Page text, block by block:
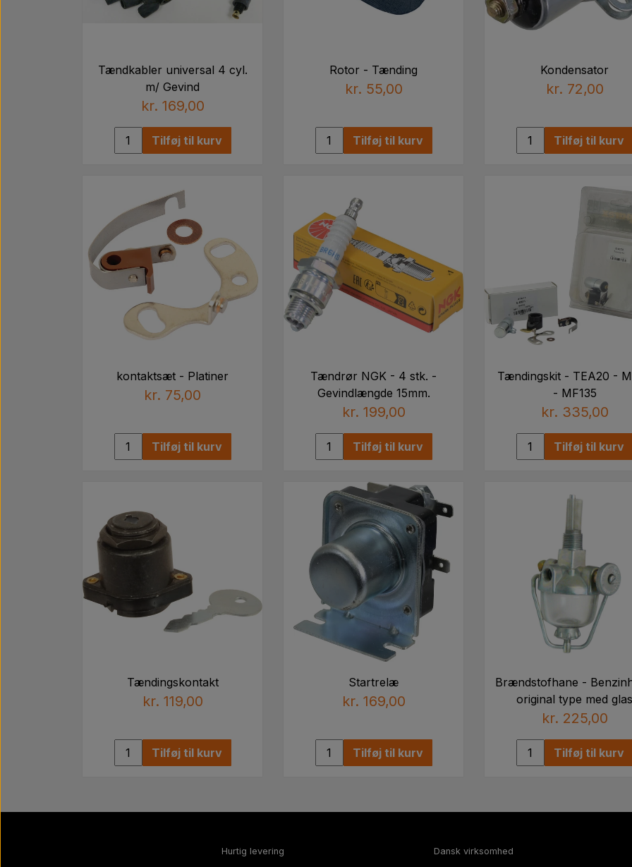
Tændkabler universal 4 cyl.
m/ Gevind
kr. 169,00
Tilføj til kurv
Rotor - Tænding
kr. 55,00
Tilføj til kurv
Kondensator
kr. 72,00
Tilføj til kurv
kontaktsæt - Platiner
kr. 75,00
Tilføj til kurv
Tændrør NGK - 4 stk. -
Gevindlængde 15mm.
kr. 199,00
Tilføj til kurv
Tændingskit - TEA20 -
- MF135
kr. 335,00
Tilføj til kurv
Tændingskontakt
kr. 119,00
Tilføj til kurv
Startrelæ
kr. 169,00
Tilføj til kurv
Brændstofhane -
original type med glas
kr. 225,00
Tilføj til kurv
Hurtig levering Dansk virksomhed